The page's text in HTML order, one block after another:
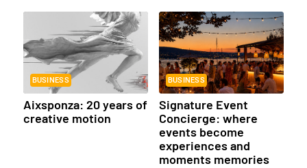
BUSINESS
Aixsponza: 20 years of
creative motion
BUSINESS
Signature Event
Concierge: where
events become
experiences and
moments memories